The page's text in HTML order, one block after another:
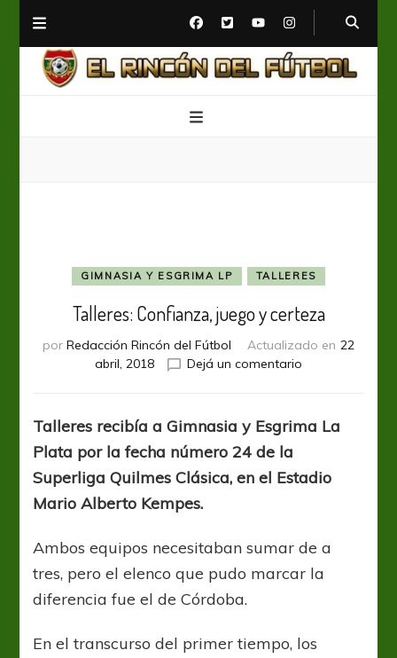
GIMNASIA Y ESGRIMA LP TALLERES
Talleres: Confianza, juego y certeza
por Redacción Rincón del Fútbol Actualizado en 22
abril, 2018
Dejá un comentario
juego
y
Talleres recibía a Gimnasia y Esgrima La
Plata por la fecha número 24 de la
Superliga Quilmes Clásica, en el Estadio
Mario Alberto Kempes.
Ambos equipos necesitaban sumar de a
tres, pero el elenco que pudo marcar la
diferencia fue el de Córdoba.
En el transcurso del primer tiempo, los